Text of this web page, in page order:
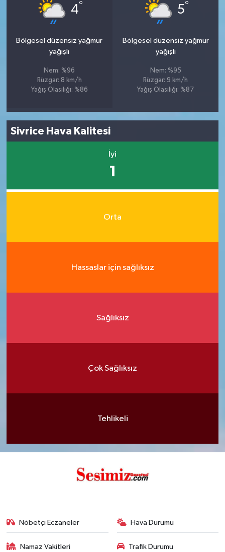
4°
Bölgesel düzensiz yağmur
yağışlı
Nem: %96
Rüzgar: 8 km/h
Yağış Olasılığı: %86
5°
Bölgesel düzensiz yağmur
yağışlı
Nem: %95
Rüzgar: 9 km/h
Yağış Olasılığı: %87
Sivrice Hava Kalitesi
İyi
1
Orta
Hassaslar için sağlıksız
Sağlıksız
Çok Sağlıksız
Tehlikeli
Nöbetçi Eczaneler Hava Durumu
Namaz Vakitleri Trafik Durumu